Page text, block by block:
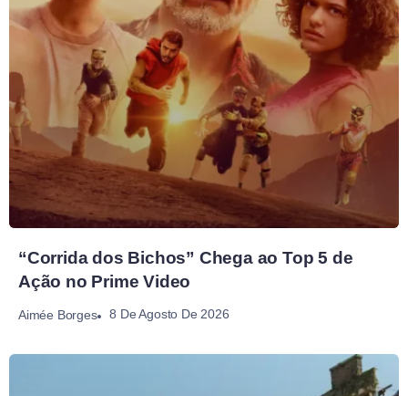
“Corrida dos Bichos” Chega ao Top 5 de
Ação no Prime Video
Aimée Borges 8 De Agosto De 2026